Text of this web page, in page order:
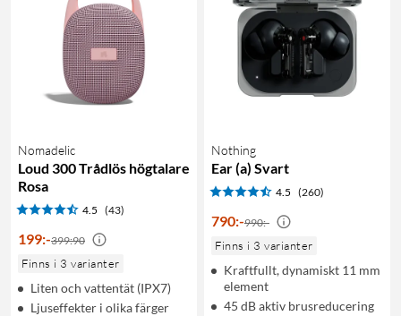
Nomadelic
Loud 300 Trådlös högtalare
Rosa
4.5 (43)
199:-399:90
Finns i 3 varianter
Liten och vattentät (IPX7)
Ljuseffekter i olika färger
Nothing
Ear (a) Svart
4.5 (260)
790:-990:-
Finns i 3 varianter
Kraftfullt, dynamiskt 11 mm
element
45 dB aktiv brusreducering